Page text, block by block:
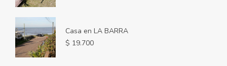
Casa en LA BARRA
$ 19.700